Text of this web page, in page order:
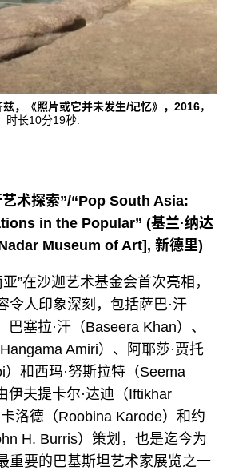
兹，《照片或它并未发生/记忆》，2016，
时长10分19秒.
术探索”/“Pop South Asia:
in the Popular” (基兰·纳达
Museum of Art],新德里)
”在沙迦艺术基金会首次亮相，
令人印象深刻，包括萨巴·汗
巴塞拉·汗（Baseera Khan）、
Amiri）、阿耶莎·贾托
和西玛·努斯拉特（Seema
伊夫提卡尔·达迪（Iftikhar
洛德（Roobina Karode）和约
H. Burris）策划，也是迄今为
重要的巴基斯坦艺术家展览之一